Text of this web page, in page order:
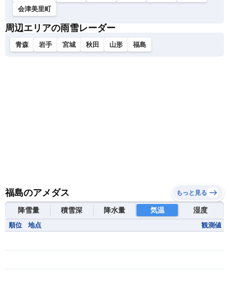
会津美里町
周辺エリアの雨雪レーダー
青森 岩手 宮城 秋田 山形 福島
福島のアメダス もっと見る
降雪量 積雪深 降水量 気温 湿度
順位 地点 観測値